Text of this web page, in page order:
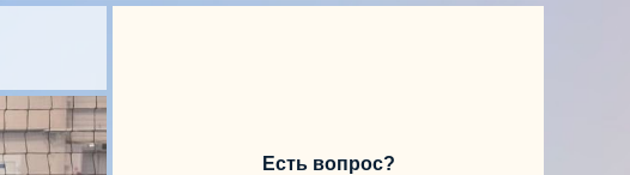
Есть вопрос?